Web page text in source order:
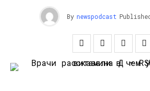
By newspodcast